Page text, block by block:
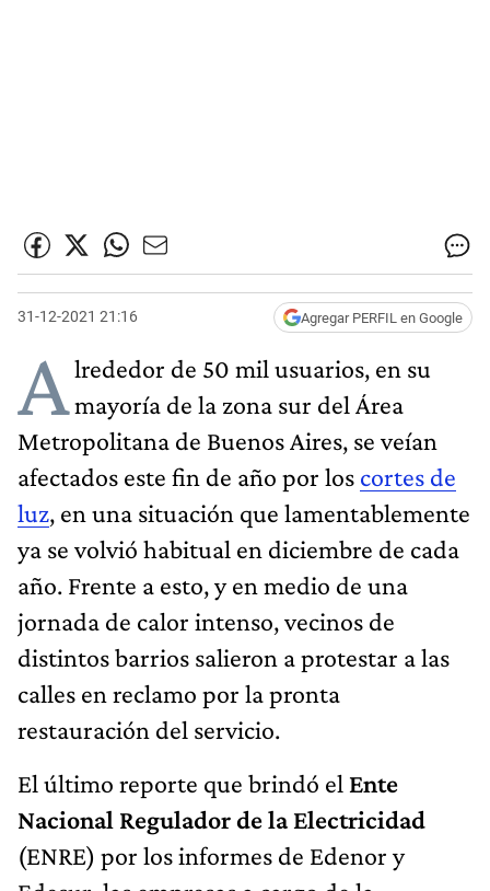
31-12-2021 21:16 Agregar PERFIL en Google
Alrededor de 50 mil usuarios, en su
mayoría de la zona sur del Área
Metropolitana de Buenos Aires, se veían
afectados este fin de año por los cortes de
luz, en una situación que lamentablemente
ya se volvió habitual en diciembre de cada
año. Frente a esto, y en medio de una
jornada de calor intenso, vecinos de
distintos barrios salieron a protestar a las
calles en reclamo por la pronta
restauración del servicio.
El último reporte que brindó el Ente
Nacional Regulador de la Electricidad
(ENRE) por los informes de Edenor y